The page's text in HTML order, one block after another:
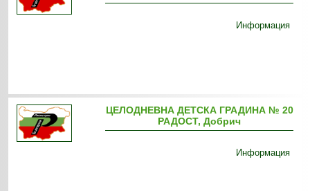
Информация
ЦЕЛОДНЕВНА ДЕТСКА ГРАДИНА № 20
РАДОСТ, Добрич
Информация